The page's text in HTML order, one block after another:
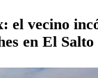
el vecino
en El